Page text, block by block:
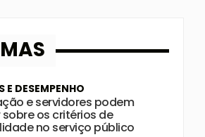
E DESEMPENHO
e servidores podem
os critérios de
no serviço público